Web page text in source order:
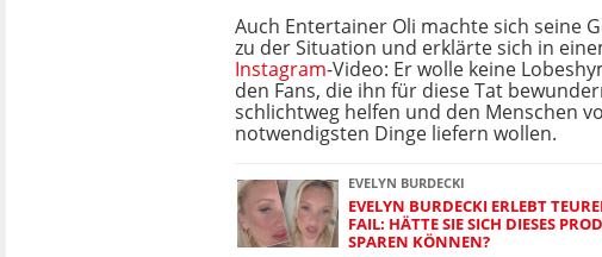
Auch Entertainer Oli machte sich seine
zu der Situation und erklärte sich in
Instagram-Video: Er wolle keine
den Fans, die ihn für diese Tat
schlichtweg helfen und den Menschen
notwendigsten Dinge liefern wollen.
EVELYN BURDECKI
EVELYN BURDECKI ERLEBT
FAIL: HÄTTE SIE SICH DIESES
SPAREN KÖNNEN?